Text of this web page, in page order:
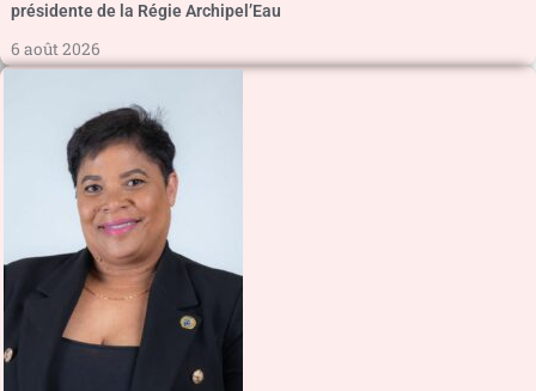
présidente de la Régie Archipel’Eau
6 août 2026